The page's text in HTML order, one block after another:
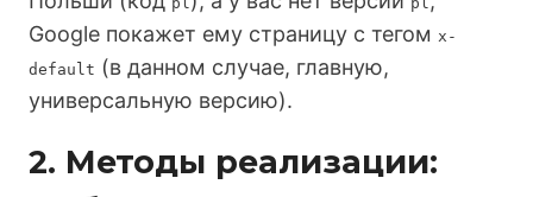
Google покажет ему страницу с тегом x-
default (в данном случае, главную,
универсальную версию).
2. Методы реализации: